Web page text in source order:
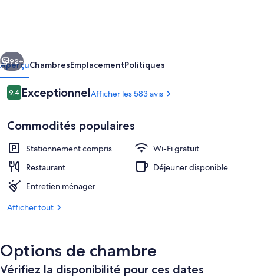
Suivant
92+
AperçuChambresEmplacementPolitiques
Avis
9,49,4 sur 10 –
ExceptionnelAfficher les 583 avis
Commodités populaires
Stationnement compris
Wi-Fi gratuit
Restaurant
Déjeuner disponible
Entretien ménager
Afficher tout
Options de chambre
Vérifiez la disponibilité pour ces dates